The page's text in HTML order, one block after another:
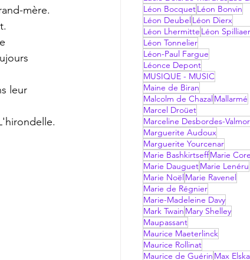
mère.
leur
Léon BocquetLéon Bonvin
Léon Deubel Léon Dierx
Léon Lhermitte Léon
Léon Tonnelier
Léon-Paul Fargue
Léonce Depont
MUSIQUE - MUSIC
Maine de Biran
Malcolm de Chazal Mallarmé
Marcel Droüet
Marceline Desbordes-
Marguerite Audoux
Marguerite Yourcenar
Marie BashkirtseffMarie
Marie DauguetMarie Lenéru
Marie Noël Marie Ravenel
Marie de Régnier
Marie-Madeleine Davy
Mark Twain Mary Shelley
Maupassant
Maurice Maeterlinck
Maurice Rollinat
Maurice de Guérin Max